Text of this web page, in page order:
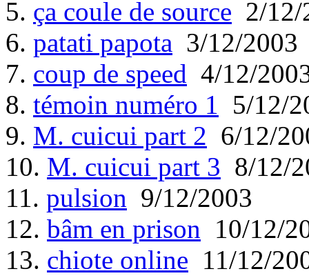
5. ça coule de source 2/12/
6. patati papota 3/12/2003
7. coup de speed 4/12/
8. témoin numéro 1 5/12/
9. M. cuicui part 2 6/12/
10. M. cuicui part 3 8/12/
11. pulsion 9/12/2003
12. bâm en prison 10/12/
13. chiote online 11/12/